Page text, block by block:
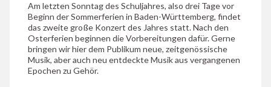
Am letzten Sonntag des Schuljahres, also drei Tage vor
Beginn der Sommerferien in Baden-Württemberg, findet
das zweite große Konzert des Jahres statt. Nach den
Osterferien beginnen die Vorbereitungen dafür. Gerne
bringen wir hier dem Publikum neue, zeitgenössische
Musik, aber auch neu entdeckte Musik aus vergangenen
Epochen zu Gehör.